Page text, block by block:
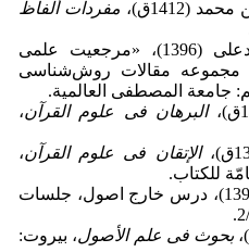
(1412ق)،
مفردات ألفاظ
رضایی اصفهانی، محمدعلی (1396)، «مرجعیت علمی
مجموعه مقالات روش‌شناسی
جامعة المصطفی العالمیة.
البرهان فی علوم القرآن،
الإتقان فی علوم القرآن،
للکتاب.
شهیدی‌پور، محمدتقی (1391)، درس خارج اصول، جلسات
بحوث فی علم الأصول، بیروت: